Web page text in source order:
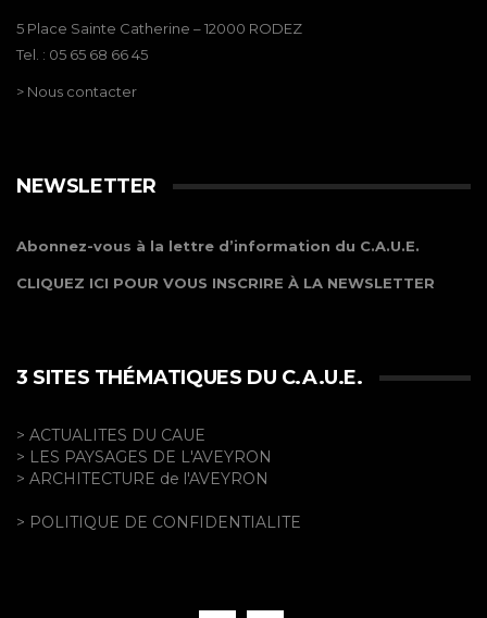
5 Place Sainte Catherine – 12000 RODEZ
Tel. : 05 65 68 66 45
> Nous contacter
NEWSLETTER
Abonnez-vous à la lettre d’information du C.A.U.E.
CLIQUEZ ICI POUR VOUS INSCRIRE À LA NEWSLETTER
3 SITES THÉMATIQUES DU C.A.U.E.
> ACTUALITES DU CAUE
> LES PAYSAGES DE L'AVEYRON
> ARCHITECTURE de l'AVEYRON
> POLITIQUE DE CONFIDENTIALITE